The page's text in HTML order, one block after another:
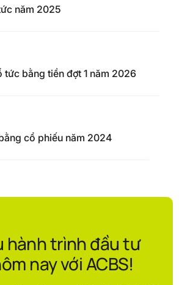
năm 2025
tức bằng tiền đợt 1 năm 2026
cổ phiếu năm 2024
hành trình đầu tư
nay với ACBS!